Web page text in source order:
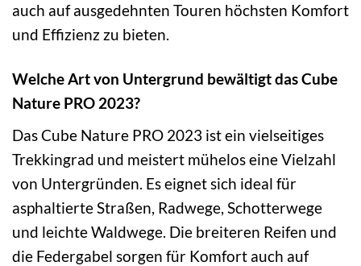
auch auf ausgedehnten Touren höchsten Komfort
und Effizienz zu bieten.
Welche Art von Untergrund bewältigt das Cube
Nature PRO 2023?
Das Cube Nature PRO 2023 ist ein vielseitiges
Trekkingrad und meistert mühelos eine Vielzahl
von Untergründen. Es eignet sich ideal für
asphaltierte Straßen, Radwege, Schotterwege
und leichte Waldwege. Die breiteren Reifen und
die Federgabel sorgen für Komfort auch auf